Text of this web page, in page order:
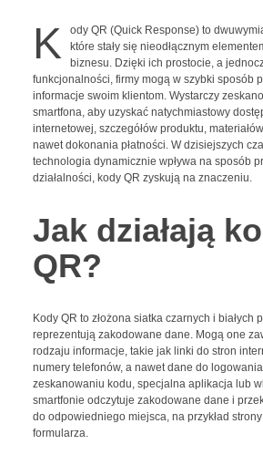
K
ody QR (Quick Response) to
które stały się nieodłącznym
biznesu. Dzięki ich prostocie, a
funkcjonalności, firmy mogą w szybki sposób
informacje swoim klientom. Wystarczy
smartfona, aby uzyskać natychmiastowy
internetowej, szczegółów produktu,
nawet dokonania płatności. W dzisiejszych
technologia dynamicznie wpływa na sposób
działalności, kody QR zyskują na znaczeniu.
Jak działają
QR?
Kody QR to złożona siatka czarnych i białych
reprezentują zakodowane dane. Mogą one
rodzaju informacje, takie jak linki do stron
numery telefonów, a nawet dane do
zeskanowaniu kodu, specjalna aplikacja lub
smartfonie odczytuje zakodowane dane i
do odpowiedniego miejsca, na przykład
formularza.